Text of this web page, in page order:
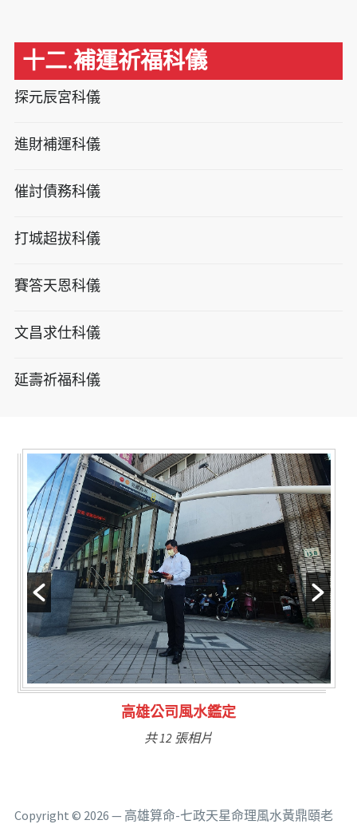
十二.補運祈福科儀
探元辰宮科儀
進財補運科儀
催討債務科儀
打城超拔科儀
賽答天恩科儀
文昌求仕科儀
延壽祈福科儀
林氏福主量子生基造命
共 6 張相片
Copyright © 2026 — 高雄算命-七政天星命理風水黃鼎頤老